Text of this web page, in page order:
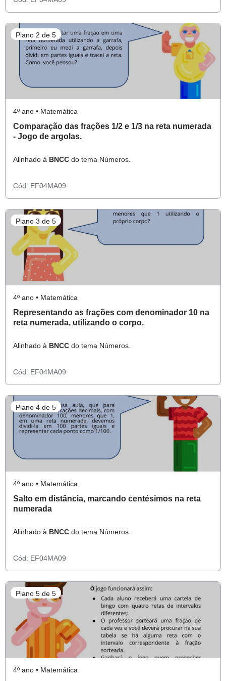
Plano 2 de 5
4º ano • Matemática
Comparação das frações 1/2 e 1/3 na reta numerada
- Jogo de argolas.
Alinhado à BNCC do tema Números.
Cód: EF04MA09
Plano 3 de 5
4º ano • Matemática
Representando as frações com denominador 10 na
reta numerada, utilizando o corpo.
Alinhado à BNCC do tema Números.
Cód: EF04MA09
Plano 4 de 5
4º ano • Matemática
Salto em distância, marcando centésimos na reta
numerada
Alinhado à BNCC do tema Números.
Cód: EF04MA09
Plano 5 de 5
4º ano • Matemática